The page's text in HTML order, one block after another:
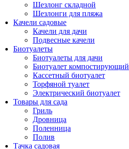
Шезлонг складной
Шезлонги для пляжа
Качели садовые
Качели для дачи
Подвесные качели
Биотуалеты
Биотуалеты для дачи
Биотуалет компостирующий
Кассетный биотуалет
Торфяной туалет
Электрический биотуалет
Товары для сада
Гриль
Дровница
Поленница
Полив
Тачка садовая